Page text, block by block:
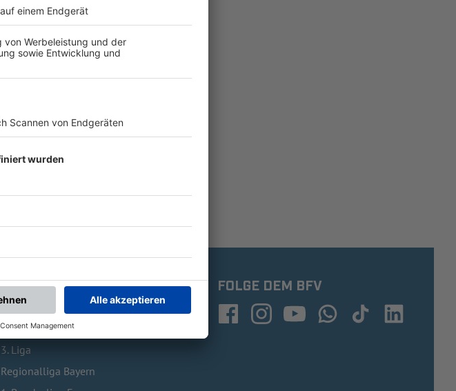
TOPLIGEN
1. Bundesliga
2. Bundesliga
3. Liga
Regionalliga Bayern
FOLGE DEM BFV